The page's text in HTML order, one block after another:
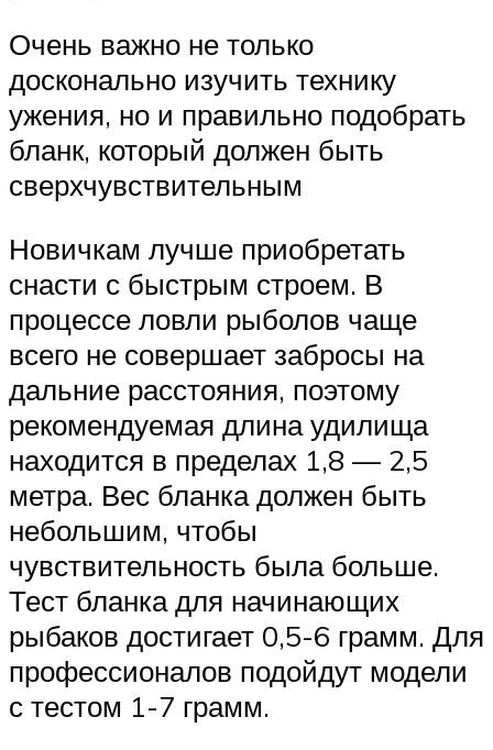
Очень важно не только
досконально изучить технику
ужения, но и правильно подобрать
бланк, который должен быть
сверхчувствительным
Новичкам лучше приобретать
снасти с быстрым строем. В
процессе ловли рыболов чаще
всего не совершает забросы на
дальние расстояния, поэтому
рекомендуемая длина удилища
находится в пределах 1,8 — 2,5
метра. Вес бланка должен быть
небольшим, чтобы
чувствительность была больше.
Тест бланка для начинающих
рыбаков достигает 0,5-6 грамм. Для
профессионалов подойдут модели
с тестом 1-7 грамм.